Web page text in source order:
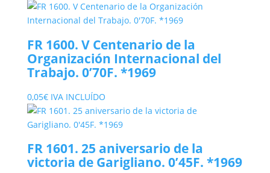
FR 1600. V Centenario de la
Organización Internacional del
Trabajo. 0’70F. *1969
0,05€ IVA INCLUÍDO
FR 1601. 25 aniversario de la
victoria de Garigliano. 0’45F. *1969